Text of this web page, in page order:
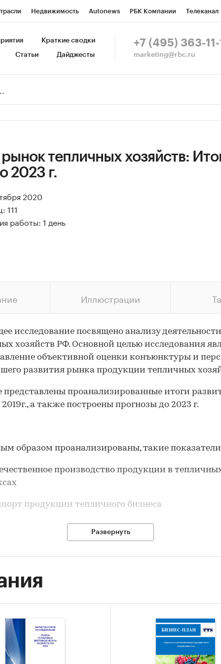
Недвижимость Autonews РБК Компании Телеканал
Спецпроекты СПб Конференции СПб Спецпроекты
Краткие сводки
Статьи Дайджесты
+7 (495) 363-11-
marketing@rbc.ru
тепличных хозяйств:
2023 г.
2020
111
работы: 1 день
Иллюстрации
исследование посвящено анализу деятельности
хозяйств РФ. Основной целью исследования
объективной оценки конъюнктуры и
развития рынка продукции тепличных
представлены проанализированные итоги
а также построены прогнозы до 2023 г.
образом проанализированы, такие
производство продукции в
продукции тепличного бизнеса
тепличные хозяйства РФ
предназначено для ряда
в сфере деятельности тепличных хозяйств
аналитики, менеджеры по маркетингу,
Развернуть